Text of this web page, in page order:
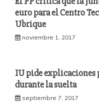
euro para el Centro
Ubrique
noviembre 1, 2017
IU pide explicaciones
durante la suelta
septiembre 7, 2017